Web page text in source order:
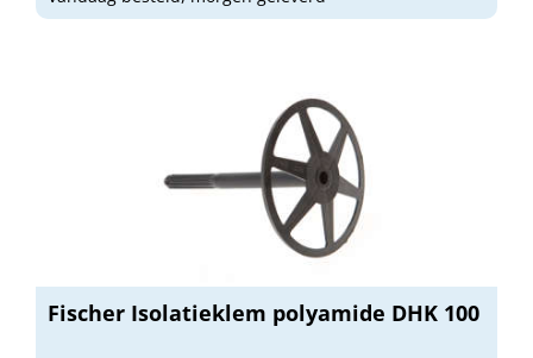
Fischer Isolatieklem polyamide DHK 100